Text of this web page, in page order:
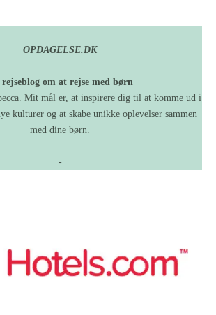
OPDAGELSE.DK
om at rejse med børn
Mit mål er, at inspirere dig til at komme ud i
kulturer og at skabe unikke oplevelser sammen
med dine børn.
-